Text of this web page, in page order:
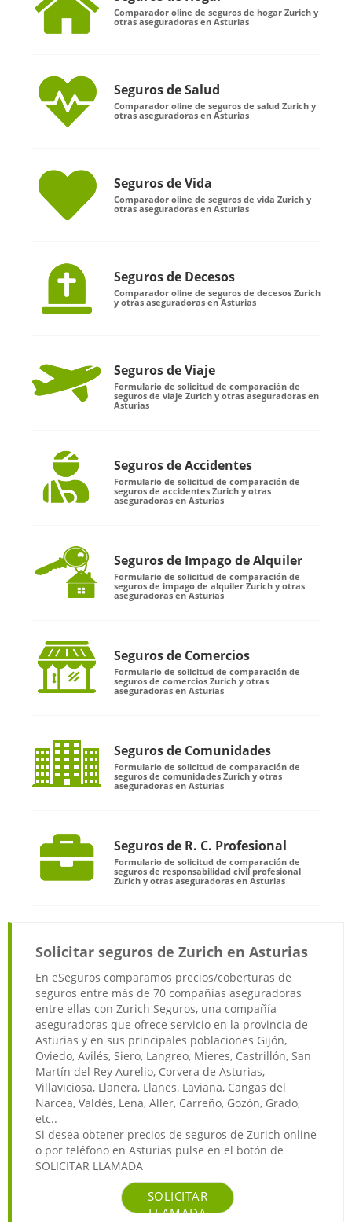
Comparador oline de seguros de hogar Zurich y
otras aseguradoras en Asturias
Seguros de Salud
Comparador oline de seguros de salud Zurich y
otras aseguradoras en Asturias
Seguros de Vida
Comparador oline de seguros de vida Zurich y
otras aseguradoras en Asturias
Seguros de Decesos
Comparador oline de seguros de decesos Zurich
y otras aseguradoras en Asturias
Seguros de Viaje
Formulario de solicitud de comparación de
seguros de viaje Zurich y otras aseguradoras en
Asturias
Seguros de Accidentes
Formulario de solicitud de comparación de
seguros de accidentes Zurich y otras
aseguradoras en Asturias
Seguros de Impago de Alquiler
Formulario de solicitud de comparación de
seguros de impago de alquiler Zurich y otras
aseguradoras en Asturias
Seguros de Comercios
Formulario de solicitud de comparación de
seguros de comercios Zurich y otras
aseguradoras en Asturias
Seguros de Comunidades
Formulario de solicitud de comparación de
seguros de comunidades Zurich y otras
aseguradoras en Asturias
Seguros de R. C. Profesional
Formulario de solicitud de comparación de
seguros de responsabilidad civil profesional
Zurich y otras aseguradoras en Asturias
Solicitar seguros de Zurich en Asturias
En eSeguros comparamos precios/coberturas de
seguros entre más de 70 compañías aseguradoras
entre ellas con Zurich Seguros, una compañía
aseguradoras que ofrece servicio en la provincia de
Asturias y en sus principales poblaciones Gijón,
Oviedo, Avilés, Siero, Langreo, Mieres, Castrillón, San
Martín del Rey Aurelio, Corvera de Asturias,
Villaviciosa, Llanera, Llanes, Laviana, Cangas del
Narcea, Valdés, Lena, Aller, Carreño, Gozón, Grado,
etc..
Si desea obtener precios de seguros de Zurich online
o por teléfono en Asturias pulse en el botón de
SOLICITAR LLAMADA
SOLICITAR
LLAMADA